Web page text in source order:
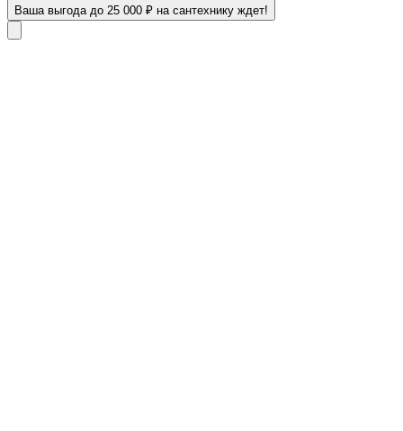
Ваша выгода до 25 000 ₽ на сантехнику ждет!